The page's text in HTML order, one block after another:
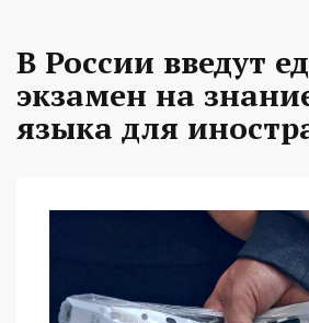
В России введут
экзамен на
языка для